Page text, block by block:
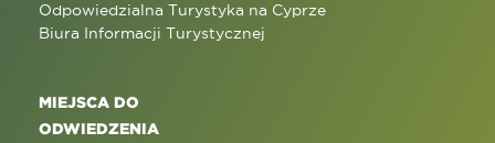
Odpowiedzialna Turystyka na Cyprze
Biura Informacji Turystycznej
MIEJSCA DO
ODWIEDZENIA